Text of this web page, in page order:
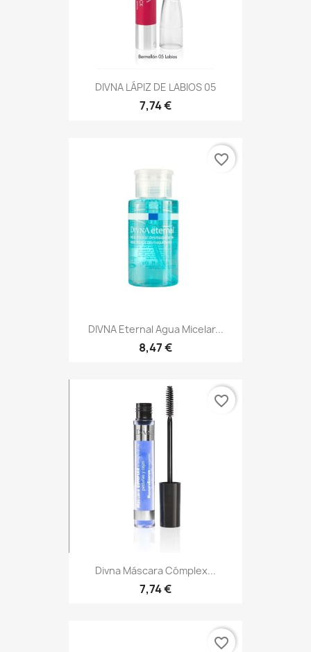
DIVNA LÁPIZ DE LABIOS 05
7,74 €
DIVNA Eternal Agua Micelar...
8,47 €
favorite_border
Divna Máscara Cómplex...
7,74 €
favorite_border
favorite_border